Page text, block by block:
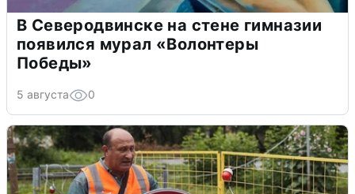
В Северодвинске на стене гимназии
появился мурал «Волонтеры
Победы»
5 августа 0